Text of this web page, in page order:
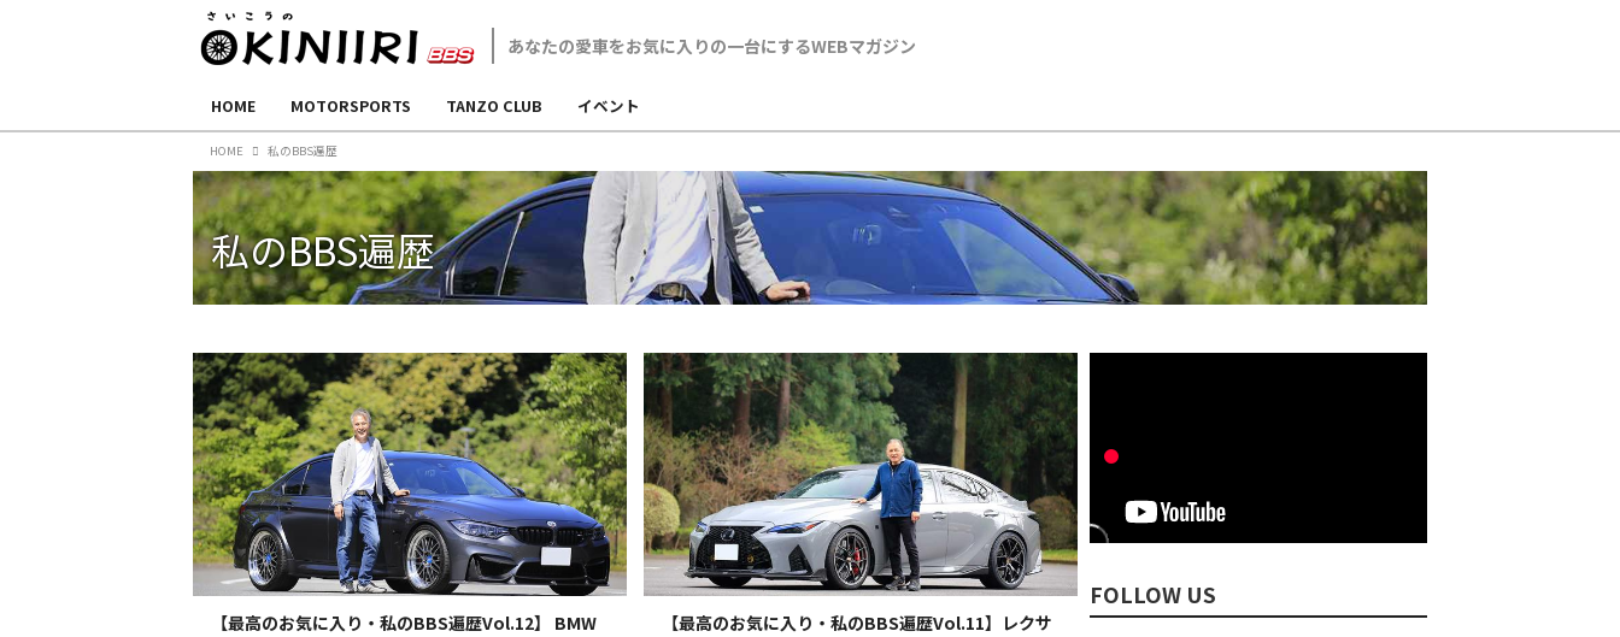
HOME MOTORSPORTS TANZO CLUB イベント
HOME 私のBBS遍歴
私のBBS遍歴
【最高のお気に入り・私のBBS遍歴Vol.12】 BMW
【最高のお気に入り・私のBBS遍歴Vol.11】レクサ
FOLLOW US